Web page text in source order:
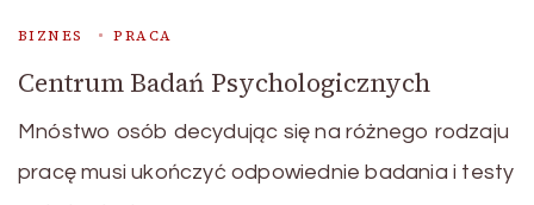
BIZNES PRACA
Centrum Badań Psychologicznych
Mnóstwo osób decydując się na różnego rodzaju
pracę musi ukończyć odpowiednie badania i testy